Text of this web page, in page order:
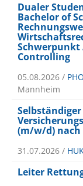
Dualer
Bachelor of
Schwerpunkt
Controlling
05.08.2026 /
Mannheim
Selbständiger
(m/w/d) nach
31.07.2026 /
Leiter